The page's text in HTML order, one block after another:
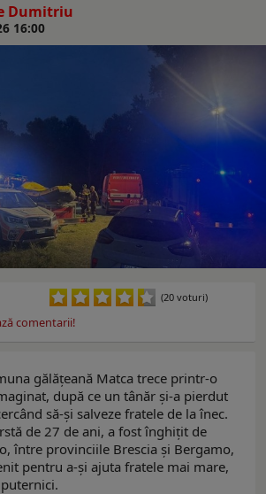
Dumitriu
16:00
(20 voturi)
comentarii!
gălățeană Matca trece printr-o
după ce un tânăr și-a pierdut
să-și salveze fratele de la înec.
de 27 de ani, a fost înghițit de
între provinciile Brescia și Bergamo,
pentru a-și ajuta fratele mai mare,